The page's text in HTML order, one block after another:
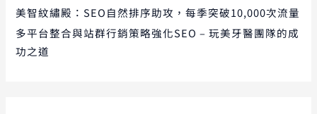
美智紋繡殿：SEO自然排序助攻，每季突破10,000次流量
多平台整合與站群行銷策略強化SEO – 玩美牙醫團隊的成
功之道